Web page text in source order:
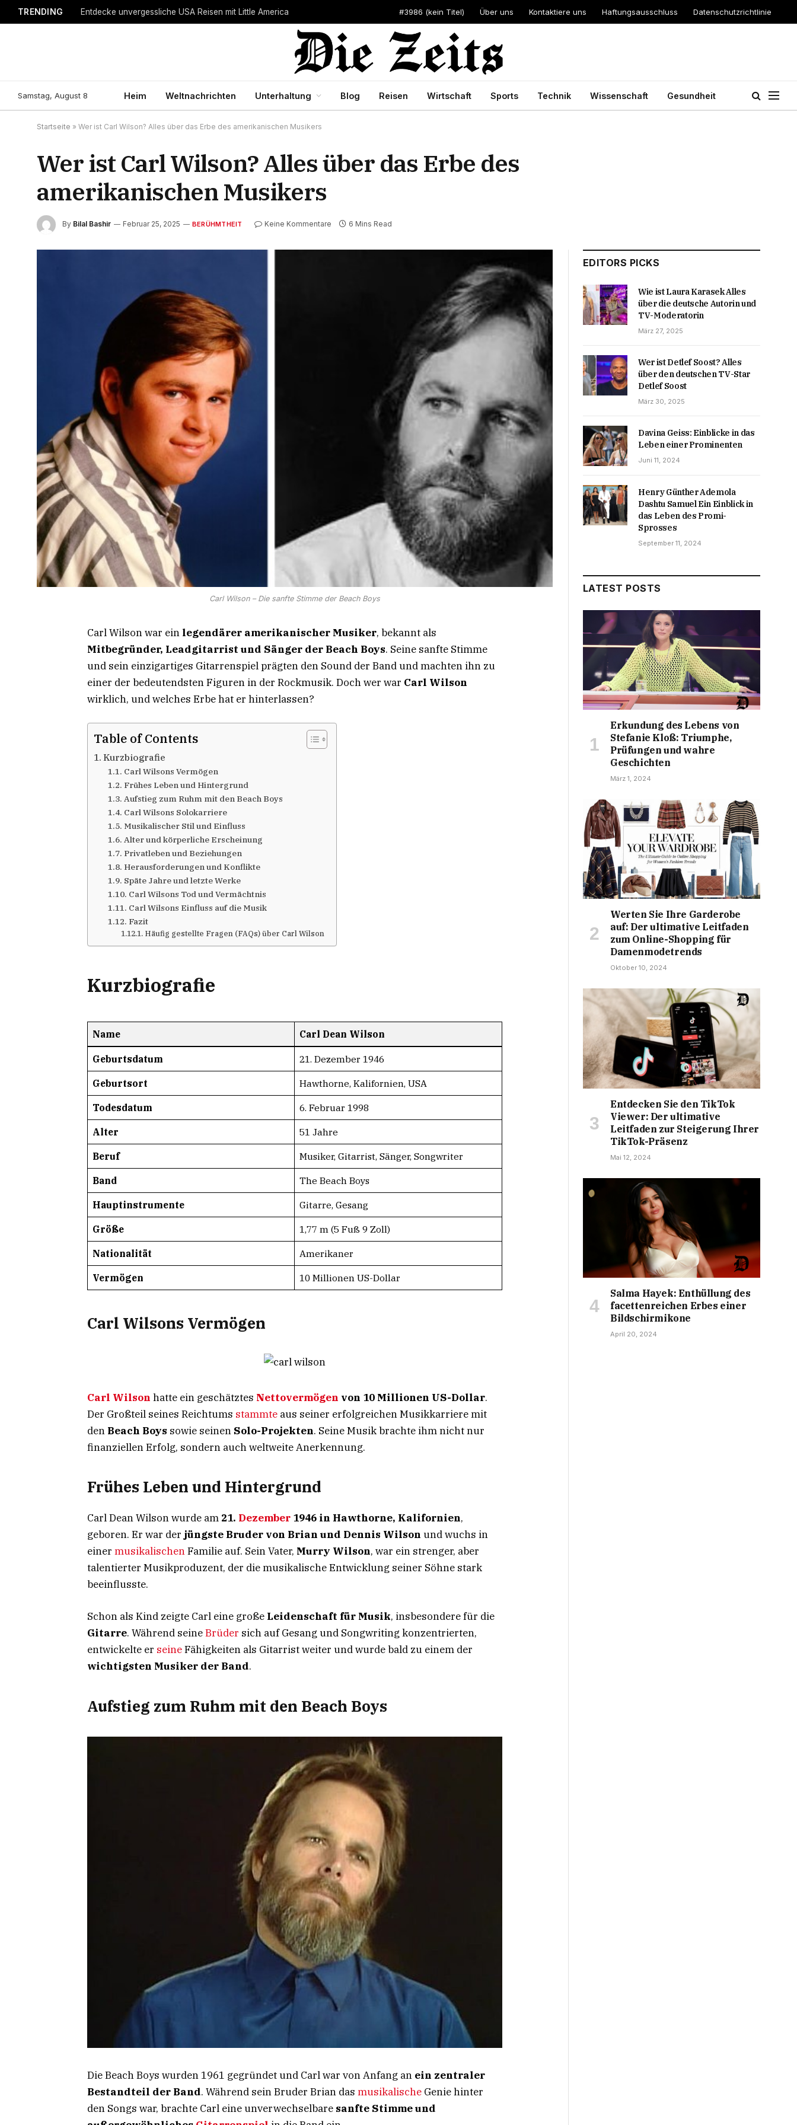
TRENDING Entdecke unvergessliche USA Reisen mit Little America #3986 (kein Titel) Über uns Kontaktiere uns Haftungsausschluss Datenschutzrichtlinie
Samstag, August 8 Heim Weltnachrichten Unterhaltung Blog Reisen Wirtschaft Sports Technik Wissenschaft Gesundheit
Startseite » Wer ist Carl Wilson? Alles über das Erbe des amerikanischen Musikers
Wer ist Carl Wilson? Alles über das Erbe des
amerikanischen Musikers
By Bilal Bashir Februar 25, 2025 BERÜHMTHEIT Keine Kommentare 6 Mins Read
Carl Wilson – Die sanfte Stimme der Beach Boys
Carl Wilson war ein legendärer amerikanischer Musiker, bekannt als
Mitbegründer, Leadgitarrist und Sänger der Beach Boys. Seine sanfte Stimme
und sein einzigartiges Gitarrenspiel prägten den Sound der Band und machten ihn zu
einer der bedeutendsten Figuren in der Rockmusik. Doch wer war Carl Wilson
wirklich, und welches Erbe hat er hinterlassen?
Table of Contents
Kurzbiografie
Carl Wilsons Vermögen
Frühes Leben und Hintergrund
Aufstieg zum Ruhm mit den Beach Boys
Carl Wilsons Solokarriere
Musikalischer Stil und Einfluss
Alter und körperliche Erscheinung
Privatleben und Beziehungen
Herausforderungen und Konflikte
Späte Jahre und letzte Werke
Carl Wilsons Tod und Vermächtnis
Carl Wilsons Einfluss auf die Musik
Fazit
Häufig gestellte Fragen (FAQs) über Carl Wilson
Kurzbiografie
Name Carl Dean Wilson
Geburtsdatum 21. Dezember 1946
Geburtsort Hawthorne, Kalifornien, USA
Todesdatum 6. Februar 1998
Alter 51 Jahre
Beruf Musiker, Gitarrist, Sänger, Songwriter
Band The Beach Boys
Hauptinstrumente Gitarre, Gesang
Größe 1,77 m (5 Fuß 9 Zoll)
Nationalität Amerikaner
Vermögen 10 Millionen US-Dollar
Carl Wilsons Vermögen
Carl Wilson hatte ein geschätztes Nettovermögen von 10 Millionen US-Dollar.
Der Großteil seines Reichtums stammte aus seiner erfolgreichen Musikkarriere mit
den Beach Boys sowie seinen Solo-Projekten. Seine Musik brachte ihm nicht nur
finanziellen Erfolg, sondern auch weltweite Anerkennung.
Frühes Leben und Hintergrund
Carl Dean Wilson wurde am 21. Dezember 1946 in Hawthorne, Kalifornien,
geboren. Er war der jüngste Bruder von Brian und Dennis Wilson und wuchs in
einer musikalischenFamilie auf. Sein Vater, Murry Wilson, war ein strenger, aber
talentierter Musikproduzent, der die musikalische Entwicklung seiner Söhne stark
beeinflusste.
Schon als Kind zeigte Carl eine große Leidenschaft für Musik, insbesondere für die
Gitarre. Während seineBrüder sich auf Gesang und Songwriting konzentrierten,
entwickelte er seineFähigkeiten als Gitarrist weiter und wurde bald zu einem der
wichtigsten Musiker der Band.
Aufstieg zum Ruhm mit den Beach Boys
Die Beach Boys wurden 1961 gegründet und Carl war von Anfang an ein zentraler
Bestandteil der Band. Während sein Bruder Brian das musikalische Genie hinter
den Songs war, brachte Carl eine unverwechselbare sanfte Stimme und
EDITORS PICKS
Wie ist Laura Karasek Alles
über die deutsche Autorin und
TV-Moderatorin
März 27, 2025
Wer ist Detlef Soost? Alles
über den deutschen TV-Star
Detlef Soost
März 30, 2025
Davina Geiss: Einblicke in das
Leben einer Prominenten
Juni 11, 2024
Henry Günther Ademola
Dashtu Samuel Ein Einblick in
das Leben des Promi-
Sprosses
September 11, 2024
LATEST POSTS
Erkundung des Lebens von
Stefanie Kloß: Triumphe,
Prüfungen und wahre
Geschichten
März 1, 2024
Werten Sie Ihre Garderobe
auf: Der ultimative Leitfaden
zum Online-Shopping für
Damenmodetrends
Oktober 10, 2024
Entdecken Sie den TikTok
Viewer: Der ultimative
Leitfaden zur Steigerung Ihrer
TikTok-Präsenz
Mai 12, 2024
Salma Hayek: Enthüllung des
facettenreichen Erbes einer
Bildschirmikone
April 20, 2024